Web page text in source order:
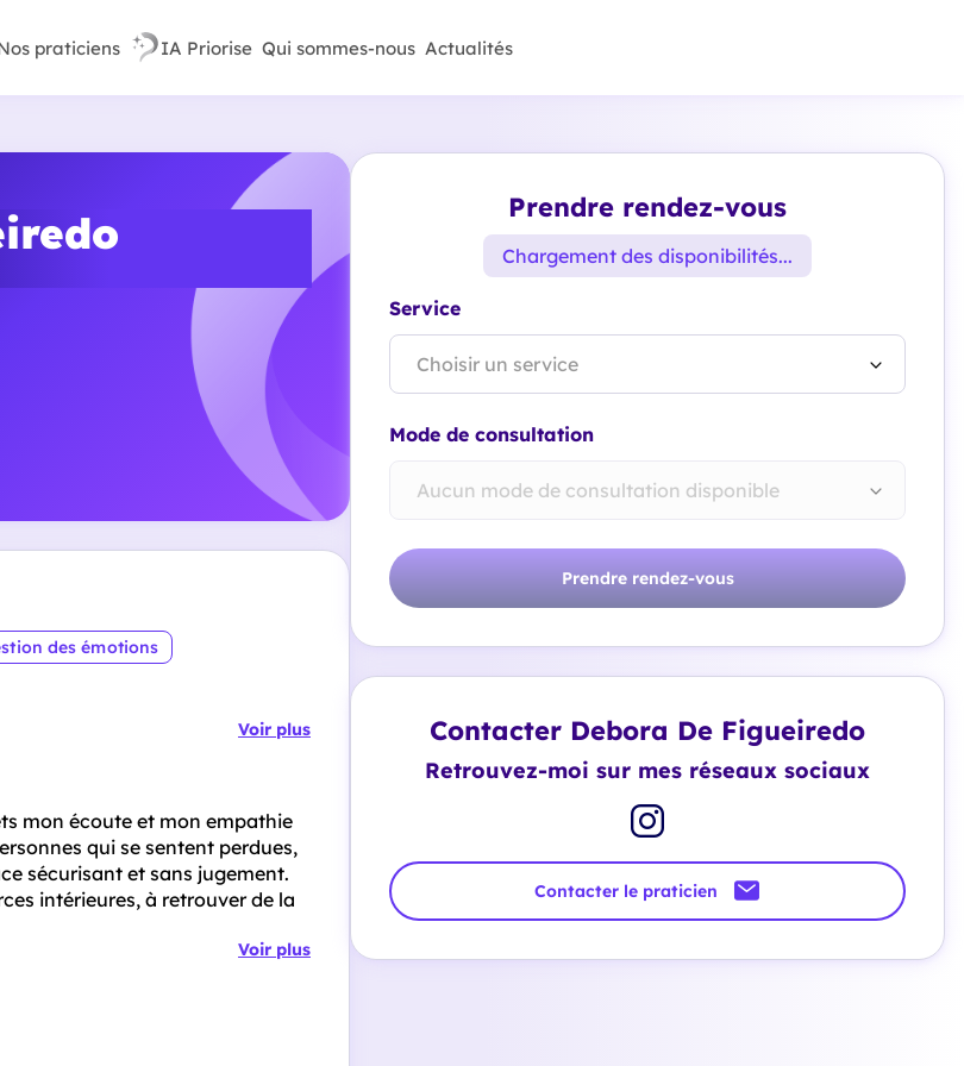
praticiens IA Priorise Qui sommes-nous Actualités
des émotions
Voir plus
mon écoute et mon empathie
qui se sentent perdues,
sécurisant et sans jugement.
intérieures, à retrouver de la
Voir plus
Prendre rendez-vous
Chargement des disponibilités...
Service
Choisir un service
Mode de consultation
Aucun mode de consultation disponible
Prendre rendez-vous
Contacter Debora De Figueiredo
Retrouvez-moi sur mes réseaux sociaux
Contacter le praticien